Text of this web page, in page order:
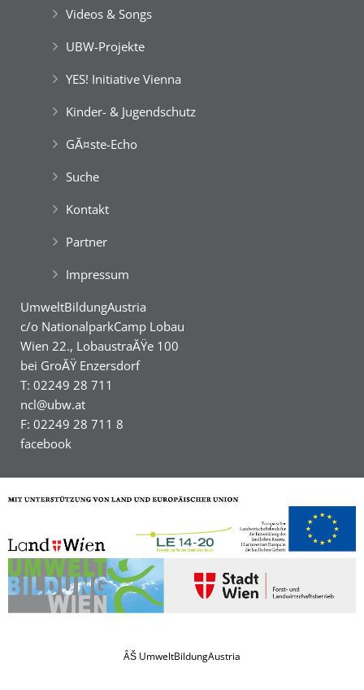
Videos & Songs
UBW-Projekte
YES! Initiative Vienna
Kinder- & Jugendschutz
GĂ¤ste-Echo
Suche
Kontakt
Partner
Impressum
UmweltBildungAustria
c/o NationalparkCamp Lobau
Wien 22., LobaustraĂŸe 100
bei GroĂŸ Enzersdorf
T: 02249 28 711
ncl@ubw.at
F: 02249 28 711 8
facebook
ÂŠ UmweltBildungAustria